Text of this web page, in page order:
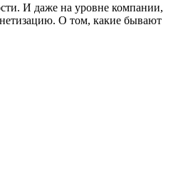
И даже на уровне компании,
О том, какие бывают